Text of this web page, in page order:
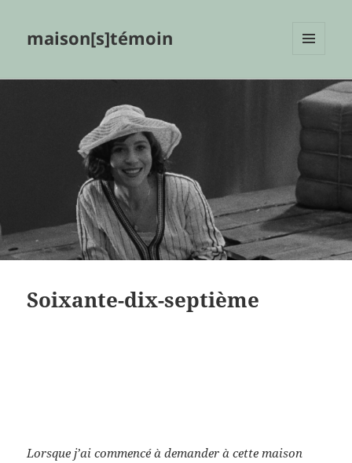
maison[s]témoin
WIDGETS
Soixante-dix-septième
Lorsque j’ai commencé à demander à cette maison